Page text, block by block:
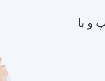
و با